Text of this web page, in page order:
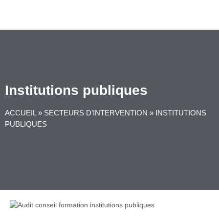
Institutions publiques
ACCUEIL » SECTEURS D’INTERVENTION » INSTITUTIONS
PUBLIQUES